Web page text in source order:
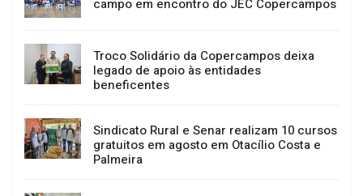
Troco Solidário da Copercampos deixa
legado de apoio às entidades
beneficentes
Sindicato Rural e Senar realizam 10 cursos
gratuitos em agosto em Otacílio Costa e
Palmeira